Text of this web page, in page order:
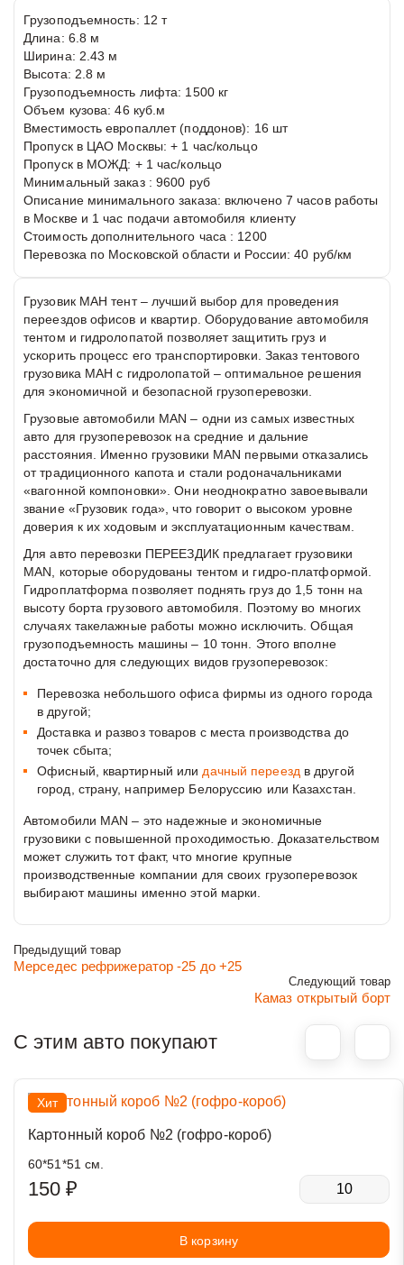
Грузоподъемность: 12 т
Длина: 6.8 м
Ширина: 2.43 м
Высота: 2.8 м
Грузоподъемность лифта: 1500 кг
Объем кузова:46 куб.м
Вместимость европаллет (поддонов): 16 шт
Пропуск в ЦАО Москвы:+ 1 час/кольцо
Пропуск в МОЖД: + 1 час/кольцо
Минимальный заказ :9600 руб
Описание минимального заказа: включено 7 часов работы
в Москве и 1 час подачи автомобиля клиенту
Стоимость дополнительного часа : 1200
Перевозка по Московской области и России:40 руб/км
Грузовик МАН тент – лучший выбор для проведения
переездов офисов и квартир. Оборудование автомобиля
тентом и гидролопатой позволяет защитить груз и
ускорить процесс его транспортировки. Заказ тентового
грузовика МАН с гидролопатой – оптимальное решения
для экономичной и безопасной грузоперевозки.
Грузовые автомобили MAN – одни из самых известных
авто для грузоперевозок на средние и дальние
расстояния. Именно грузовики MAN первыми отказались
от традиционного капота и стали родоначальниками
«вагонной компоновки». Они неоднократно завоевывали
звание «Грузовик года», что говорит о высоком уровне
доверия к их ходовым и эксплуатационным качествам.
Для авто перевозки ПЕРЕЕЗДИК предлагает грузовики
MAN, которые оборудованы тентом и гидро-платформой.
Гидроплатформа позволяет поднять груз до 1,5 тонн на
высоту борта грузового автомобиля. Поэтому во многих
случаях такелажные работы можно исключить. Общая
грузоподъемность машины – 10 тонн. Этого вполне
достаточно для следующих видов грузоперевозок:
Перевозка небольшого офиса фирмы из одного города
в другой;
Доставка и развоз товаров с места производства до
точек сбыта;
Офисный, квартирный или дачный пeреезд в другой
город, страну, например Белоруссию или Казахстан.
Автомобили MAN – это надежные и экономичные
грузовики с повышенной проходимостью. Доказательством
может служить тот факт, что многие крупные
производственные компании для своих грузоперевозок
выбирают машины именно этой марки.
Предыдущий товар
Мерседес рефрижератор -25 до +25
Следующий товар
Камаз открытый борт
С этим авто покупают
Хит
Картонный короб №2 (гофро-короб)
60*51*51 см.
150 ₽
В корзину